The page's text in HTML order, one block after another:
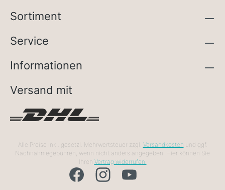
Sortiment
Service
Informationen
Versand mit
Alle Preise inkl. gesetzl. Mehrwertsteuer zzgl. Versandkosten und ggf.
Nachnahmegebühren, wenn nicht anders angegeben. Hier können Sie
Ihren Vertrag widerrufen.